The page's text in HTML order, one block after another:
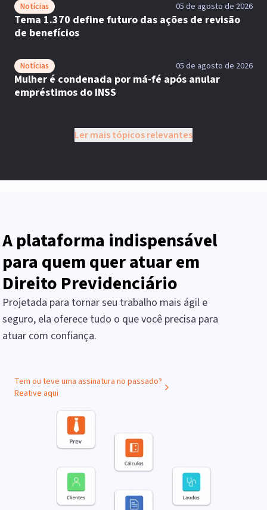
Notícias 05 de agosto de 2026
Tema 1.370 define futuro das ações de revisão
de benefícios
Notícias 05 de agosto de 2026
Mulher é condenada por má-fé após anular
empréstimos do INSS
Ler mais tópicos relevantes
A plataforma indispensável
para quem quer atuar em
Direito Previdenciário
Projetada para tornar seu trabalho mais ágil e
seguro, ela oferece tudo o que você precisa para
atuar com confiança.
Tem ou teve uma assinatura no passado?
Reative aqui